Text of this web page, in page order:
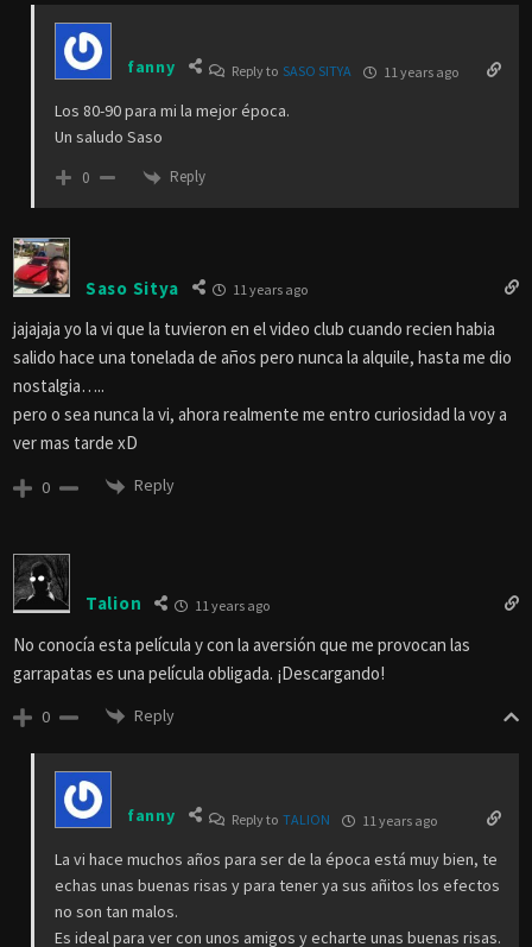
fanny Reply to SASO SITYA 11 years ago
Los 80-90 para mi la mejor época.
Un saludo Saso
0 Reply
Saso Sitya 11 years ago
jajajaja yo la vi que la tuvieron en el video club cuando recien habia
salido hace una tonelada de años pero nunca la alquile, hasta me dio
nostalgia…..
pero o sea nunca la vi, ahora realmente me entro curiosidad la voy a
ver mas tarde xD
0 Reply
Talion 11 years ago
No conocía esta película y con la aversión que me provocan las
garrapatas es una película obligada. ¡Descargando!
0 Reply
fanny Reply to TALION 11 years ago
La vi hace muchos años para ser de la época está muy bien, te
echas unas buenas risas y para tener ya sus añitos los efectos
no son tan malos.
Es ideal para ver con unos amigos y echarte unas buenas risas.